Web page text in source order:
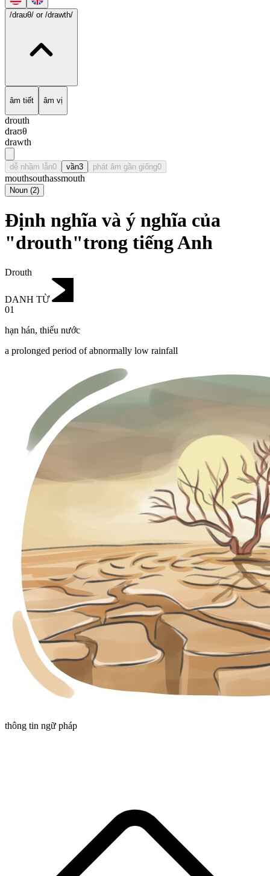
/draʊθ/ or /drawth/
âm tiết âm vị
drouth
draʊθ
drawth
dễ nhầm lẫn0 vần3 phát âm gần giống0
mouthsouthassmouth
Noun (2)
Định nghĩa và ý nghĩa của
"drouth"trong tiếng Anh
Drouth
DANH TỪ
01
hạn hán, thiếu nước
a prolonged period of abnormally low rainfall
thông tin ngữ pháp